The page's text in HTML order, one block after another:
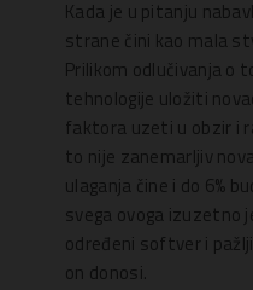
Kada je u pitanju
strane čini kao mala
Prilikom odlučivanja o
tehnologije uložiti
faktora uzeti u obzir i
to nije zanemarljiv
ulaganja čine i do 6%
svega ovoga izuzetno
određeni softver i
on donosi.